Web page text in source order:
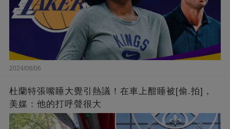
2024/08/06
杜蘭特張嘴睡大覺引熱議！在車上酣睡被[偷.拍]，
美媒：他的打呼聲很大